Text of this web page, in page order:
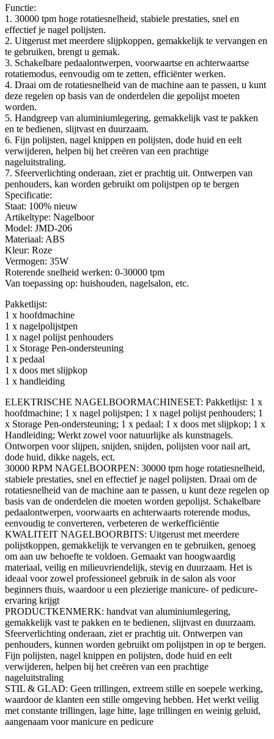
Functie:
1. 30000 tpm hoge rotatiesnelheid, stabiele prestaties, snel en
effectief je nagel polijsten.
2. Uitgerust met meerdere slijpkoppen, gemakkelijk te vervangen en
te gebruiken, brengt u gemak.
3. Schakelbare pedaalontwerpen, voorwaartse en achterwaartse
rotatiemodus, eenvoudig om te zetten, efficiënter werken.
4. Draai om de rotatiesnelheid van de machine aan te passen, u kunt
deze regelen op basis van de onderdelen die gepolijst moeten
worden.
5. Handgreep van aluminiumlegering, gemakkelijk vast te pakken
en te bedienen, slijtvast en duurzaam.
6. Fijn polijsten, nagel knippen en polijsten, dode huid en eelt
verwijderen, helpen bij het creëren van een prachtige
nageluitstraling.
7. Sfeerverlichting onderaan, ziet er prachtig uit. Ontwerpen van
penhouders, kan worden gebruikt om polijstpen op te bergen
Specificatie:
Staat: 100% nieuw
Artikeltype: Nagelboor
Model: JMD-206
Materiaal: ABS
Kleur: Roze
Vermogen: 35W
Roterende snelheid werken: 0-30000 tpm
Van toepassing op: huishouden, nagelsalon, etc.
Pakketlijst:
1 x hoofdmachine
1 x nagelpolijstpen
1 x nagel polijst penhouders
1 x Storage Pen-ondersteuning
1 x pedaal
1 x doos met slijpkop
1 x handleiding
ELEKTRISCHE NAGELBOORMACHINESET: Pakketlijst: 1 x
hoofdmachine; 1 x nagel polijstpen; 1 x nagel polijst penhouders; 1
x Storage Pen-ondersteuning; 1 x pedaal; 1 x doos met slijpkop; 1 x
Handleiding; Werkt zowel voor natuurlijke als kunstnagels.
Ontworpen voor slijpen, snijden, snijden, polijsten voor nail art,
dode huid, dikke nagels, ect.
30000 RPM NAGELBOORPEN: 30000 tpm hoge rotatiesnelheid,
stabiele prestaties, snel en effectief je nagel polijsten. Draai om de
rotatiesnelheid van de machine aan te passen, u kunt deze regelen op
basis van de onderdelen die moeten worden gepolijst. Schakelbare
pedaalontwerpen, voorwaarts en achterwaarts roterende modus,
eenvoudig te converteren, verbeteren de werkefficiëntie
KWALITEIT NAGELBOORBITS: Uitgerust met meerdere
polijstkoppen, gemakkelijk te vervangen en te gebruiken, genoeg
om aan uw behoefte te voldoen. Gemaakt van hoogwaardig
materiaal, veilig en milieuvriendelijk, stevig en duurzaam. Het is
ideaal voor zowel professioneel gebruik in de salon als voor
beginners thuis, waardoor u een plezierige manicure- of pedicure-
ervaring krijgt
PRODUCTKENMERK: handvat van aluminiumlegering,
gemakkelijk vast te pakken en te bedienen, slijtvast en duurzaam.
Sfeerverlichting onderaan, ziet er prachtig uit. Ontwerpen van
penhouders, kunnen worden gebruikt om polijstpen in op te bergen.
Fijn polijsten, nagel knippen en polijsten, dode huid en eelt
verwijderen, helpen bij het creëren van een prachtige
nageluitstraling
STIL & GLAD: Geen trillingen, extreem stille en soepele werking,
waardoor de klanten een stille omgeving hebben. Het werkt veilig
met constante trillingen, lage hitte, lage trillingen en weinig geluid,
aangenaam voor manicure en pedicure